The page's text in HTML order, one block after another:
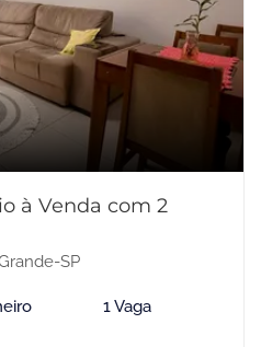
à Venda com 2
SP
1 Vaga